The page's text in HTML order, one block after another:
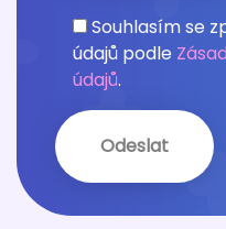
Souhlasím se
údajů podle
údajů.